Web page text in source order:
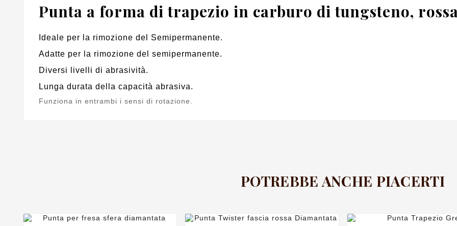
Punta a forma di trapezio in carburo di tungsteno,
Ideale per la rimozione del Semipermanente.
Adatte per la rimozione del semipermanente.
Diversi livelli di abrasività.
Lunga durata della capacità abrasiva.
Funziona in entrambi i sensi di rotazione.
POTREBBE ANCHE PIACERTI